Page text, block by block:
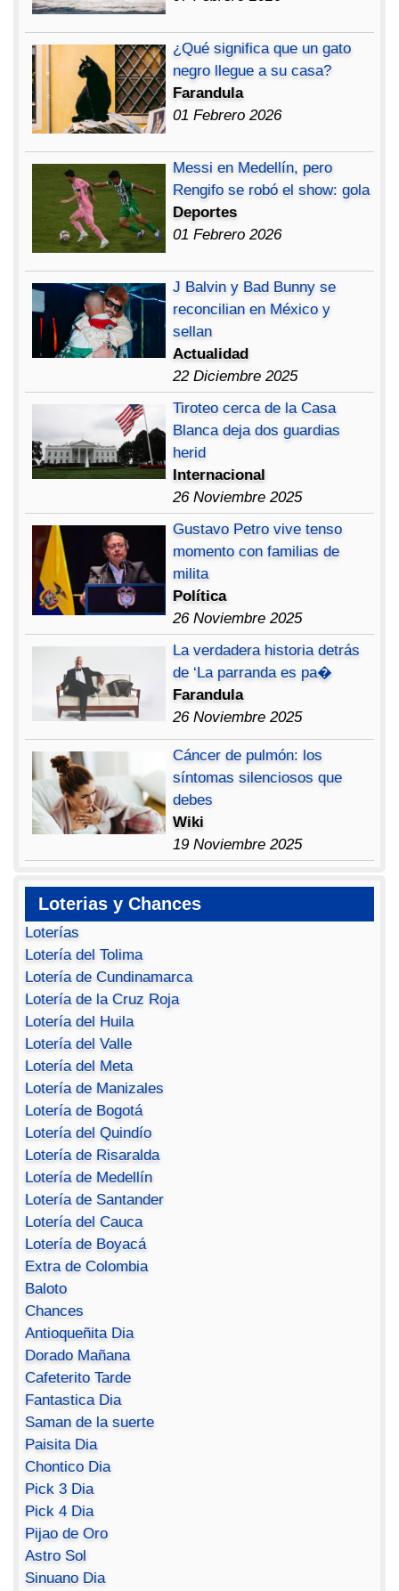
¿Qué significa que un gato
negro llegue a su casa?
Farandula
01 Febrero 2026
Messi en Medellín, pero
Rengifo se robó el show: gola
Deportes
01 Febrero 2026
J Balvin y Bad Bunny se
reconcilian en México y
sellan
Actualidad
22 Diciembre 2025
Tiroteo cerca de la Casa
Blanca deja dos guardias
herid
Internacional
26 Noviembre 2025
Gustavo Petro vive tenso
momento con familias de
milita
Política
26 Noviembre 2025
La verdadera historia detrás
de ‘La parranda es pa�
Farandula
26 Noviembre 2025
Cáncer de pulmón: los
síntomas silenciosos que
debes
Wiki
19 Noviembre 2025
Loterias y Chances
Loterías
Lotería del Tolima
Lotería de Cundinamarca
Lotería de la Cruz Roja
Lotería del Huila
Lotería del Valle
Lotería del Meta
Lotería de Manizales
Lotería de Bogotá
Lotería del Quindío
Lotería de Risaralda
Lotería de Medellín
Lotería de Santander
Lotería del Cauca
Lotería de Boyacá
Extra de Colombia
Baloto
Chances
Antioqueñita Dia
Dorado Mañana
Cafeterito Tarde
Fantastica Dia
Saman de la suerte
Paisita Dia
Chontico Dia
Pick 3 Dia
Pick 4 Dia
Pijao de Oro
Astro Sol
Sinuano Dia